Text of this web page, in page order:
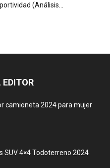
(Análisis...
EDITOR
camioneta 2024 para mujer
SUV 4×4 Todoterreno 2024